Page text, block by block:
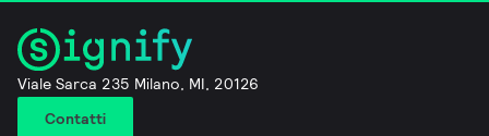
Viale Sarca 235 Milano, MI, 20126
Contatti